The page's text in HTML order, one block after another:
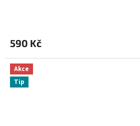
590 Kč
Akce
Tip